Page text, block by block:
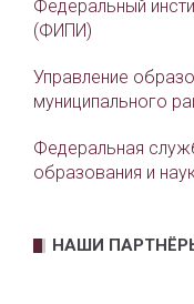
Федеральный
(ФИПИ)
Управление
муниципального
Федеральная
образования и
НАШИ